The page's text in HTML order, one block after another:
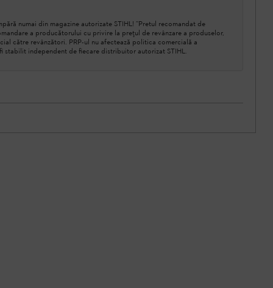
numai din magazine autorizate STIHL! ”Pretul recomandat de
a producătorului cu privire la prețul de revânzare a produselor,
către revânzători. PRP-ul nu afectează politica comercială a
independent de fiecare distribuitor autorizat STIHL.